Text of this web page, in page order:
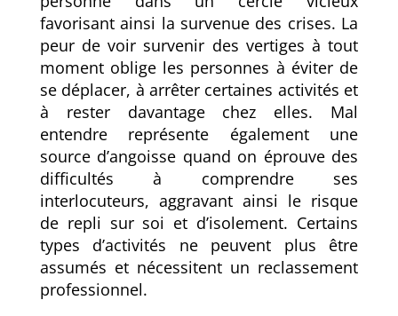
favorisant ainsi la survenue des crises. La
peur de voir survenir des vertiges à tout
moment oblige les personnes à éviter de
se déplacer, à arrêter certaines activités et
à rester davantage chez elles. Mal
entendre représente également une
source d’angoisse quand on éprouve des
difficultés à comprendre ses
interlocuteurs, aggravant ainsi le risque
de repli sur soi et d’isolement. Certains
types d’activités ne peuvent plus être
assumés et nécessitent un reclassement
professionnel.